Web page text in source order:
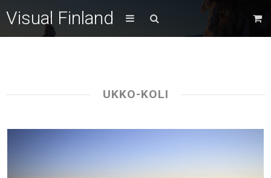
Visual Finland
UKKO-KOLI